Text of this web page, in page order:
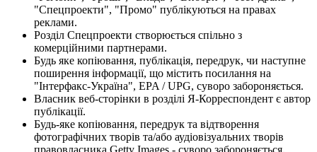
"Спецпроекти", "Промо" публікуються на правах
реклами.
Розділ Спецпроекти створюється спільно з
комерційними партнерами.
Будь яке копіювання, публікація, передрук, чи наступне
поширення інформації, що містить посилання на
"Інтерфакс-Україна", EPA / UPG, суворо забороняється.
Власник веб-сторінки в розділі Я-Корреспондент є автор
публікації.
Будь-яке копіювання, передрук та відтворення
фотографічних творів та/або аудіовізуальних творів
правовласника Getty Images - суворо забороняється.